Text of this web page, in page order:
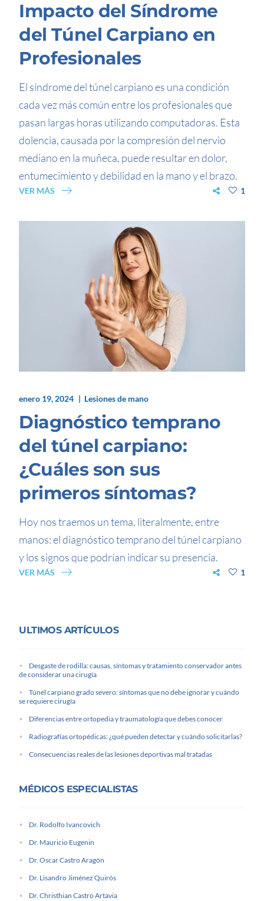
Impacto del Síndrome
del Túnel Carpiano en
Profesionales
El síndrome del túnel carpiano es una condición
cada vez más común entre los profesionales que
pasan largas horas utilizando computadoras. Esta
dolencia, causada por la compresión del nervio
mediano en la muñeca, puede resultar en dolor,
entumecimiento y debilidad en la mano y el brazo.
VER MÁS 1
enero 19, 2024 Lesiones de mano
Diagnóstico temprano
del túnel carpiano:
¿Cuáles son sus
primeros síntomas?
Hoy nos traemos un tema, literalmente, entre
manos: el diagnóstico temprano del túnel carpiano
y los signos que podrían indicar su presencia.
VER MÁS 1
ULTIMOS ARTÍCULOS
Desgaste de rodilla: causas, síntomas y tratamiento conservador antes
de considerar una cirugía
Túnel carpiano grado severo: síntomas que no debe ignorar y cuándo
se requiere cirugía
Diferencias entre ortopedia y traumatología que debes conocer
Radiografías ortopédicas: ¿qué pueden detectar y cuándo solicitarlas?
Consecuencias reales de las lesiones deportivas mal tratadas
MÉDICOS ESPECIALISTAS
Dr. Rodolfo Ivancovich
Dr. Mauricio Eugenin
Dr. Oscar Castro Aragón
Dr. Lisandro Jiménez Quirós
Dr. Christhian Castro Artavia